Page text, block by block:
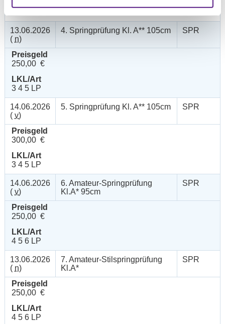
13.06.2026
( n)
4. Springprüfung Kl. A** 105cm SPR
Preisgeld
250,00 €
LKL/Art
3 4 5 LP
14.06.2026
( v)
5. Springprüfung Kl. A** 105cm SPR
Preisgeld
300,00 €
LKL/Art
3 4 5 LP
14.06.2026
( v)
6. Amateur-Springprüfung
Kl.A* 95cm
SPR
Preisgeld
250,00 €
LKL/Art
4 5 6 LP
13.06.2026
( n)
7. Amateur-Stilspringprüfung
Kl.A*
SPR
Preisgeld
250,00 €
LKL/Art
4 5 6 LP